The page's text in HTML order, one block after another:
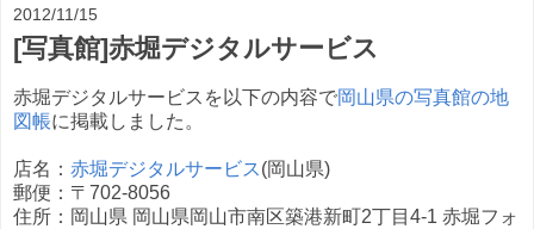
2012/11/15
[写真館]赤堀デジタルサービス
赤堀デジタルサービスを以下の内容で岡山県の写真館の地
図帳に掲載しました。
店名： 赤堀デジタルサービス(岡山県)
郵便：〒702-8056
住所：岡山県 岡山県岡山市南区築港新町2丁目4-1 赤堀フォ